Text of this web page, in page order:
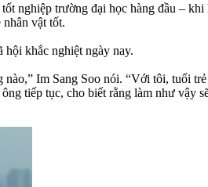
nghiệp trường đại học hàng đầu –
vật tốt.
khắc nghiệt ngày nay.
Im Sang Soo nói. “Với tôi, tuổi
tiếp tục, cho biết rằng làm như vậy